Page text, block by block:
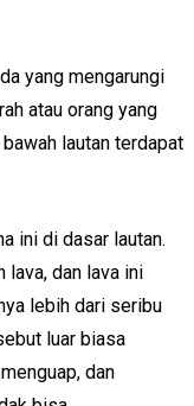
yang mengarungi
atau orang yang
lautan terdapat
ini di dasar lautan.
lava, dan lava ini
lebih dari seribu
luar biasa
dan